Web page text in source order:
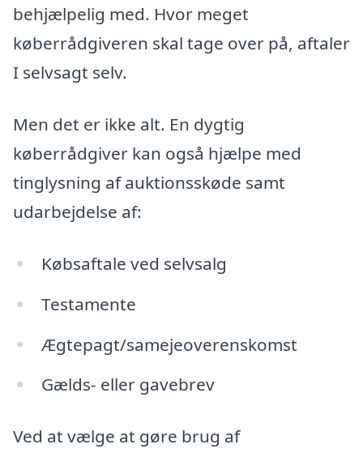
behjælpelig med. Hvor meget
køberrådgiveren skal tage over på, aftaler
I selvsagt selv.
Men det er ikke alt. En dygtig
køberrådgiver kan også hjælpe med
tinglysning af auktionsskøde samt
udarbejdelse af:
Købsaftale ved selvsalg
Testamente
Ægtepagt/samejeoverenskomst
Gælds- eller gavebrev
Ved at vælge at gøre brug af